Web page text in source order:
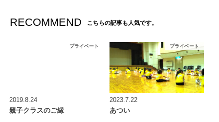
RECOMMEND こちらの記事も人気です。
プライベート
2019.8.24
親子クラスのご縁
プライベート
2023.7.22
あつい